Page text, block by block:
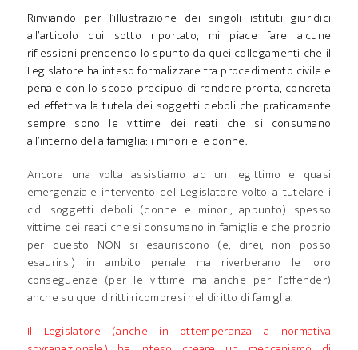
Rinviando per l’illustrazione dei singoli istituti giuridici
all’articolo qui sotto riportato, mi piace fare alcune
riflessioni prendendo lo spunto da quei collegamenti che il
Legislatore ha inteso formalizzare tra procedimento civile e
penale con lo scopo precipuo di rendere pronta, concreta
ed effettiva la tutela dei soggetti deboli che praticamente
sempre sono le vittime dei reati che si consumano
all’interno della famiglia: i minori e le donne.
Ancora una volta assistiamo ad un legittimo e quasi
emergenziale intervento del Legislatore volto a tutelare i
c.d. soggetti deboli (donne e minori, appunto) spesso
vittime dei reati che si consumano in famiglia e che proprio
per questo NON si esauriscono (e, direi, non posso
esaurirsi) in ambito penale ma riverberano le loro
conseguenze (per le vittime ma anche per l’offender)
anche su quei diritti ricompresi nel diritto di famiglia.
Il Legislatore (anche in ottemperanza a normativa